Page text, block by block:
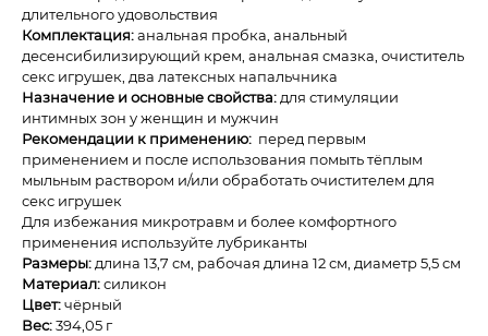
длительного удовольствия
Комплектация:анальная пробка, анальный
десенсибилизирующий крем, анальная смазка, очиститель
секс игрушек, два латексных напальчника
Назначение и основные свойства:для стимуляции
интимных зон у женщин и мужчин
Рекомендации к применению: перед первым
применением и после использования помыть тёплым
мыльным раствором и/или обработать очистителем для
секс игрушек
Для избежания микротравм и более комфортного
применения используйте лубриканты
Размеры:длина 13,7 см, рабочая длина 12 см, диаметр 5,5 см
Материал:силикон
Цвет:чёрный
Вес:394,05 г